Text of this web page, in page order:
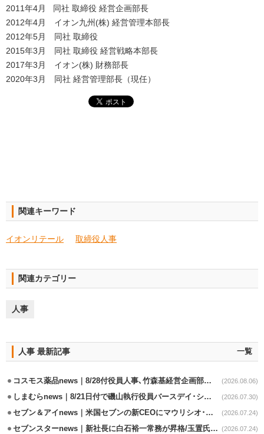
2011年4月 同社 取締役 経営企画部長
2012年4月 イオン九州(株) 経営管理本部長
2012年5月 同社 取締役
2015年3月 同社 取締役 経営戦略本部長
2017年3月 イオン(株) 財務部長
2020年3月 同社 経営管理部長（現任）
関連キーワード
イオンリテール 取締役人事
関連カテゴリー
人事
人事 最新記事 一覧
コスモス薬品news｜8/28付役員人事､竹森基経営企画部長が取締役昇格 (2026.08.06)
しまむらnews｜8/21日付で磯山執行役員バースデイ･シャンブル事業兼任 (2026.07.30)
セブン＆アイnews｜米国セブンの新CEOにマウリシオ･レイバ氏 (2026.07.24)
セブンスターnews｜新社長に白石裕一常務が昇格/玉置氏は会長専任 (2026.07.24)